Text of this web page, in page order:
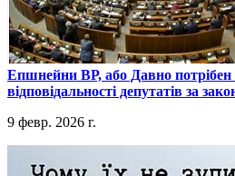
​Епшнейни ВР, або Давно
відповідальності депутатів за
9 февр. 2026 г.